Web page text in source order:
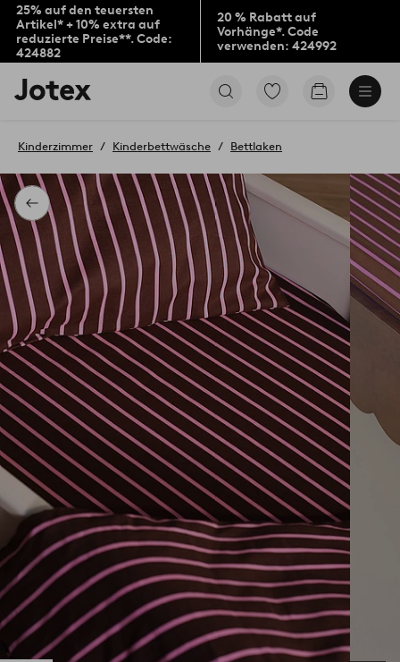
25% auf den teuersten
Artikel* + 10% extra auf
reduzierte Preise**. Code:
424882
20 % Rabatt auf
Vorhänge*. Code
verwenden: 424992
Jotex-
Logo
Startseite
Zu
Favoriten
Produkten
gehen
Zum
Zurück
Kinderzimmer Kinderbettwäsche Bettlaken